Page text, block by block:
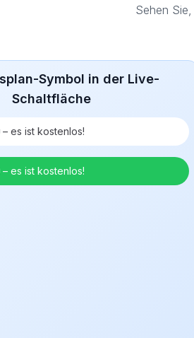
Sehen
Symbol in der Live-
Schaltfläche
es ist kostenlos!
es ist kostenlos!